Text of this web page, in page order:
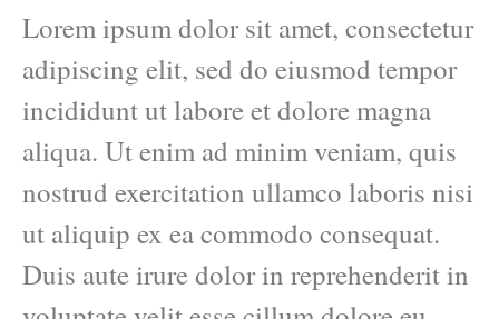
Lorem ipsum dolor sit amet, consectetur
adipiscing elit, sed do eiusmod tempor
incididunt ut labore et dolore magna
aliqua. Ut enim ad minim veniam, quis
nostrud exercitation ullamco laboris nisi
ut aliquip ex ea commodo consequat.
Duis aute irure dolor in reprehenderit in